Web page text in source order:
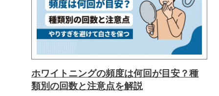
ホワイトニングの頻度は何回が目安？種
類別の回数と注意点を解説